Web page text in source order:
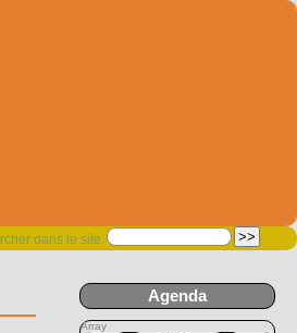
dans le site
Agenda
Array